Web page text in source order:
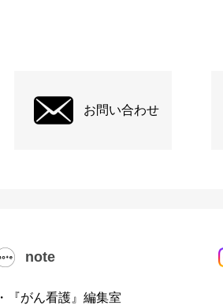
お問い合わせ
note
・『がん看護』編集室